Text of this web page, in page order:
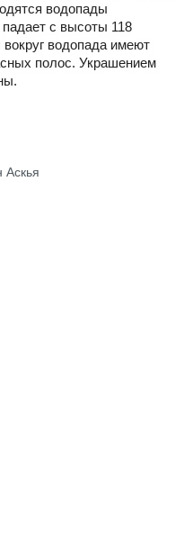
водопады
с высоты 118
водопада имеют
полос. Украшением
Аскья